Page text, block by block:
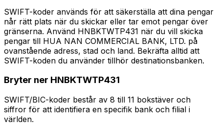
SWIFT-koder används för att säkerställa att dina pengar
når rätt plats när du skickar eller tar emot pengar över
gränserna. Använd HNBKTWTP431 när du vill skicka
pengar till HUA NAN COMMERCIAL BANK, LTD. på
ovanstående adress, stad och land. Bekräfta alltid att
SWIFT-koden du använder tillhör destinationsbanken.
Bryter ner HNBKTWTP431
SWIFT/BIC-koder består av 8 till 11 bokstäver och
siffror för att identifiera en specifik bank och filial i
världen.